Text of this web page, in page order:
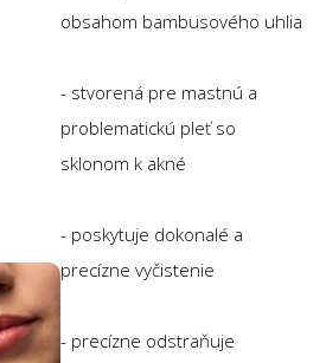
obsahom bambusového uhlia
- stvorená pre mastnú a
problematickú pleť so
sklonom k akné
- poskytuje dokonalé a
precízne vyčistenie
- precízne odstraňuje